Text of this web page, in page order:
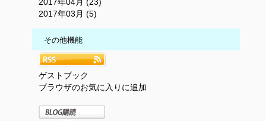
2017年03月 (5)
その他機能
ゲストブック
ブラウザのお気に入りに追加